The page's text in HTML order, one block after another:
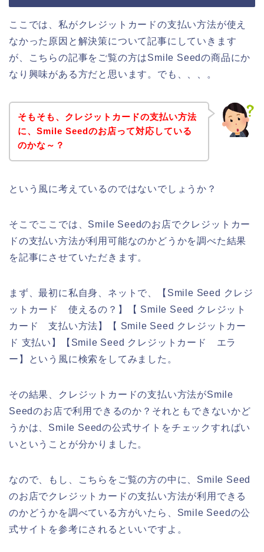
ここでは、私がクレジットカードの支払い方法が使え
なかった原因と解決策について記事にしていきます
が、こちらの記事をご覧の方はSmile Seedの商品にか
なり興味がある方だと思います。でも、、、。
そもそも、クレジットカードの支払い方法
に、Smile Seedのお店って対応している
のかな～？
という風に考えているのではないでしょうか？
そこでここでは、Smile Seedのお店でクレジットカー
ドの支払い方法が利用可能なのかどうかを調べた結果
を記事にさせていただきます。
まず、最初に私自身、ネットで、【Smile Seed クレジ
ットカード 使えるの？】【 Smile Seed クレジット
カード 支払い方法】【 Smile Seed クレジットカー
ド 支払い】【Smile Seed クレジットカード エラ
ー】という風に検索をしてみました。
その結果、クレジットカードの支払い方法がSmile
Seedのお店で利用できるのか？それともできないかど
うかは、Smile Seedの公式サイトをチェックすればい
いということが分かりました。
なので、もし、こちらをご覧の方の中に、Smile Seed
のお店でクレジットカードの支払い方法が利用できる
のかどうかを調べている方がいたら、Smile Seedの公
式サイトを参考にされるといいですよ。